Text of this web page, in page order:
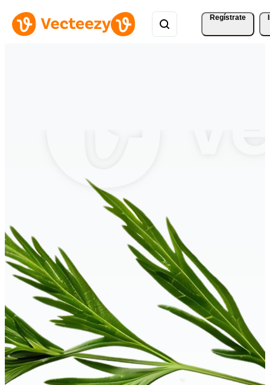
Regístrate